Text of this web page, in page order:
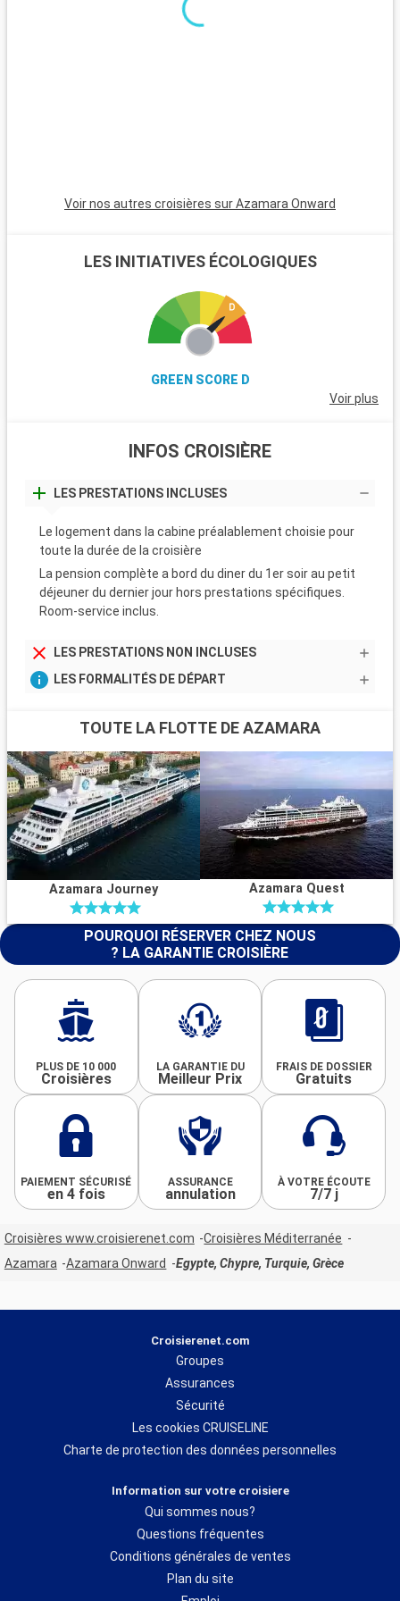
et ses marchés traditionnels.
Voir nos autres croisières sur Azamara Onward
LES INITIATIVES ÉCOLOGIQUES
GREEN SCORE D
Voir plus
INFOS CROISIÈRE
LES PRESTATIONS INCLUSES
Le logement dans la cabine préalablement choisie pour
toute la durée de la croisière
La pension complète a bord du diner du 1er soir au petit
déjeuner du dernier jour hors prestations spécifiques.
Room-service inclus.
LES PRESTATIONS NON INCLUSES
LES FORMALITÉS DE DÉPART
TOUTE LA FLOTTE DE AZAMARA
Azamara Journey Azamara Quest
POURQUOI RÉSERVER CHEZ NOUS
? LA GARANTIE CROISIÈRE
PLUS DE 10 000
Croisières
LA GARANTIE DU
Meilleur Prix
FRAIS DE DOSSIER
Gratuits
PAIEMENT SÉCURISÉ
en 4 fois
ASSURANCE
annulation
À VOTRE ÉCOUTE
7/7 j
Croisières www.croisierenet.com
Croisières Méditerranée
Azamara
Azamara Onward Egypte, Chypre, Turquie, Grèce
Croisierenet.com
Groupes
Assurances
Sécurité
Les cookies CRUISELINE
Charte de protection des données personnelles
Information sur votre croisiere
Qui sommes nous?
Questions fréquentes
Conditions générales de ventes
Plan du site